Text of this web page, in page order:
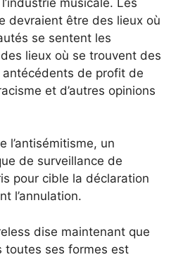
devraient être des lieux où
se sentent les
lieux où se trouvent des
de profit de
et d’autres opinions
l’antisémitisme, un
de surveillance de
pour cible la déclaration
l’annulation.
dise maintenant que
toutes ses formes est